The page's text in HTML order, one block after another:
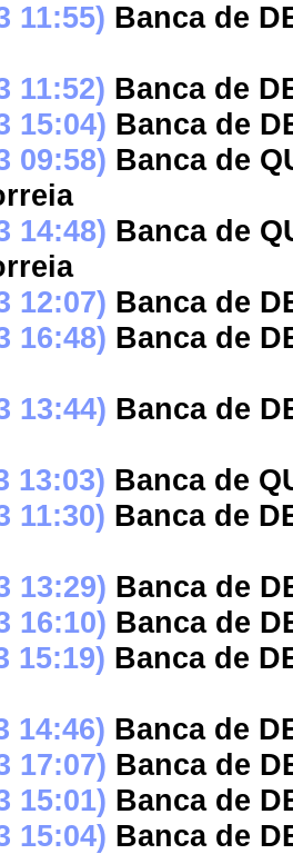
11:55) Banca de
11:52) Banca de
15:04) Banca de
09:58) Banca de
14:48) Banca de
12:07) Banca de
16:48) Banca de
13:44) Banca de
13:03) Banca de
11:30) Banca de
13:29) Banca de
16:10) Banca de
15:19) Banca de
14:46) Banca de
17:07) Banca de
15:01) Banca de
15:04) Banca de